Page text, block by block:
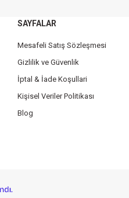
SAYFALAR
Mesafeli Satış Sözleşmesi
Gizlilik ve Güvenlik
İptal & İade Koşullari
Kişisel Veriler Politikası
Blog